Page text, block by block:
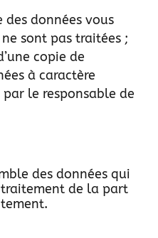
données vous
sont pas traitées ;
copie de
à caractère
le responsable de
des données qui
traitement de la part